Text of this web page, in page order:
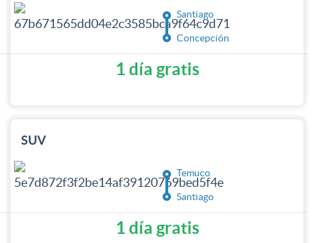
Santiago
Concepción
1 día gratis
SUV
Temuco
Santiago
1 día gratis